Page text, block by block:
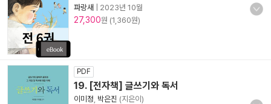
파랑새
2023년 10월
27,300원 (1,360원)
PDF
19. [전자책] 글쓰기와 독서
이미정 박은진 (지은이)